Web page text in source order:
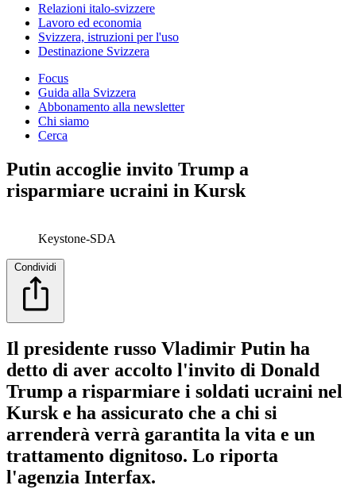
Relazioni italo-svizzere
Lavoro ed economia
Svizzera, istruzioni per l'uso
Destinazione Svizzera
Focus
Guida alla Svizzera
Abbonamento alla newsletter
Chi siamo
Cerca
Putin accoglie invito Trump a
risparmiare ucraini in Kursk
Keystone-SDA
Condividi
Il presidente russo Vladimir Putin ha
detto di aver accolto l'invito di Donald
Trump a risparmiare i soldati ucraini nel
Kursk e ha assicurato che a chi si
arrenderà verrà garantita la vita e un
trattamento dignitoso. Lo riporta
l'agenzia Interfax.